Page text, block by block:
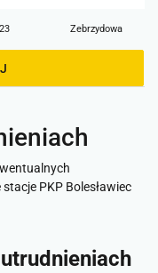
Zebrzydowa
PKP Bolesławiec